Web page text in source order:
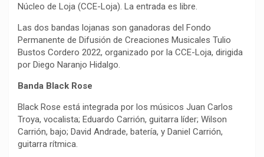
Núcleo de Loja (CCE-Loja). La entrada es libre.
Las dos bandas lojanas son ganadoras del Fondo
Permanente de Difusión de Creaciones Musicales Tulio
Bustos Cordero 2022, organizado por la CCE-Loja, dirigida
por Diego Naranjo Hidalgo.
Banda Black Rose
Black Rose está integrada por los músicos Juan Carlos
Troya, vocalista; Eduardo Carrión, guitarra líder; Wilson
Carrión, bajo; David Andrade, batería, y Daniel Carrión,
guitarra rítmica.